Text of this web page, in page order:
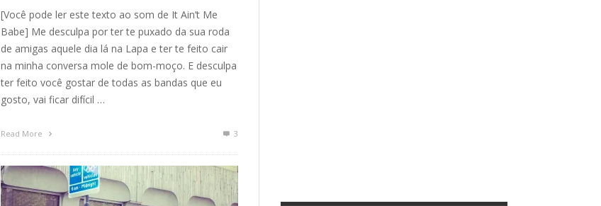
[Você pode ler este texto ao som de It Ain’t Me
Babe] Me desculpa por ter te puxado da sua roda
de amigas aquele dia lá na Lapa e ter te feito cair
na minha conversa mole de bom-moço. E desculpa
ter feito você gostar de todas as bandas que eu
gosto, vai ficar difícil …
Read More 3